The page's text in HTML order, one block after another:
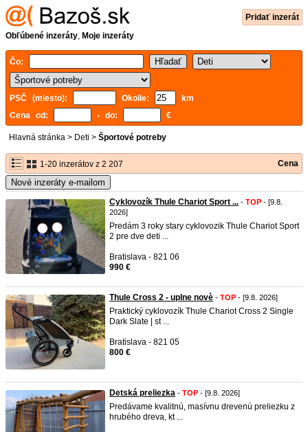
Pridať inzerát
Obľúbené inzeráty, Moje inzeráty
Čo:
PSČ (miesto): Okolie:
km
Cena od:
- do: €
Hlavná stránka > Deti > Športové potreby
1-20 inzerátov z 2 207 Cena
Nové inzeráty e-mailom
Cyklovozík Thule Chariot Sport ... - TOP - [9.8.
2026]
Predám 3 roky stary cyklovozik Thule Chariot Sport
2 pre dve deti ...
Bratislava - 821 06
990 €
Thule Cross 2 - uplne novè - TOP - [9.8. 2026]
Praktický cyklovozík Thule Chariot Cross 2 Single
Dark Slate | st ...
Bratislava - 821 05
800 €
Detská preliezka - TOP - [9.8. 2026]
Predávame kvalitnú, masívnu drevenú preliezku z
hrubého dreva, kt ...